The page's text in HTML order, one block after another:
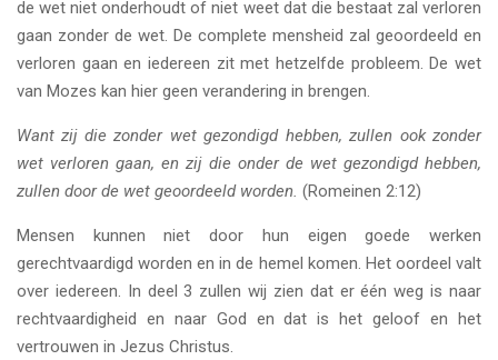
de wet niet onderhoudt of niet weet dat die bestaat zal verloren
gaan zonder de wet. De complete mensheid zal geoordeeld en
verloren gaan en iedereen zit met hetzelfde probleem. De wet
van Mozes kan hier geen verandering in brengen.
Want zij die zonder wet gezondigd hebben, zullen ook zonder
wet verloren gaan, en zij die onder de wet gezondigd hebben,
zullen door de wet geoordeeld worden. (Romeinen 2:12)
Mensen kunnen niet door hun eigen goede werken
gerechtvaardigd worden en in de hemel komen. Het oordeel valt
over iedereen. In deel 3 zullen wij zien dat er één weg is naar
rechtvaardigheid en naar God en dat is het geloof en het
vertrouwen in Jezus Christus.